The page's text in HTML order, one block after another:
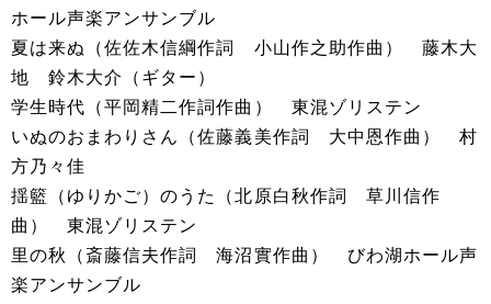
ホール声楽アンサンブル
夏は来ぬ（佐佐木信綱作詞 小山作之助作曲） 藤木大
地 鈴木大介（ギター）
学生時代（平岡精二作詞作曲） 東混ゾリステン
いぬのおまわりさん（佐藤義美作詞 大中恩作曲） 村
方乃々佳
揺籃（ゆりかご）のうた（北原白秋作詞 草川信作
曲） 東混ゾリステン
里の秋（斎藤信夫作詞 海沼實作曲） びわ湖ホール声
楽アンサンブル